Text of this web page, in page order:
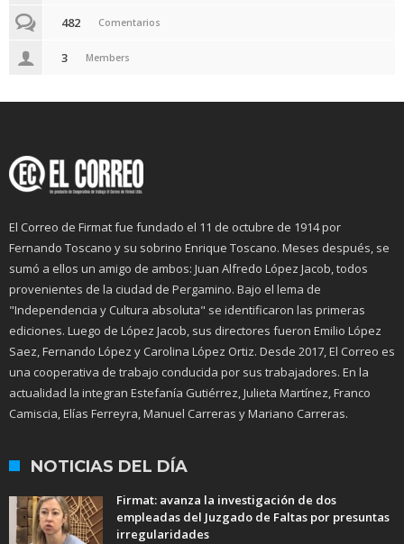
482 Comentarios
3 Members
El Correo de Firmat fue fundado el 11 de octubre de 1914 por
Fernando Toscano y su sobrino Enrique Toscano. Meses después, se
sumó a ellos un amigo de ambos: Juan Alfredo López Jacob, todos
provenientes de la ciudad de Pergamino. Bajo el lema de
"Independencia y Cultura absoluta" se identificaron las primeras
ediciones. Luego de López Jacob, sus directores fueron Emilio López
Saez, Fernando López y Carolina López Ortiz. Desde 2017, El Correo es
una cooperativa de trabajo conducida por sus trabajadores. En la
actualidad la integran Estefanía Gutiérrez, Julieta Martínez, Franco
Camiscia, Elías Ferreyra, Manuel Carreras y Mariano Carreras.
NOTICIAS DEL DÍA
Firmat: avanza la investigación de dos
empleadas del Juzgado de Faltas por presuntas
irregularidades